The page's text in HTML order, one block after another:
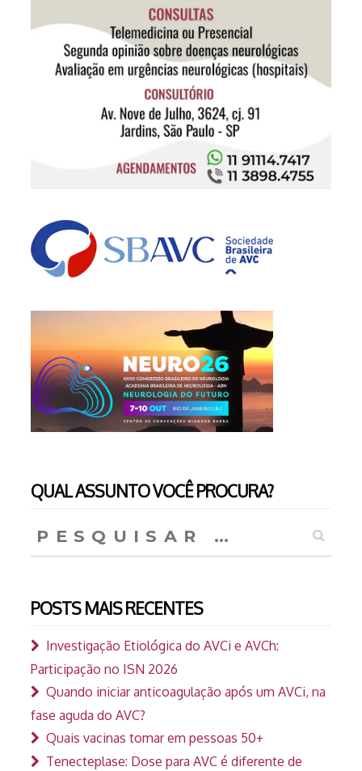
QUAL ASSUNTO VOCÊ PROCURA?
por:
POSTS MAIS RECENTES
Investigação Etiológica do AVCi e AVCh:
Participação no ISN 2026
Quando iniciar anticoagulação após um AVCi, na
fase aguda do AVC?
Quais vacinas tomar em pessoas 50+
Tenecteplase: Dose para AVC é diferente de